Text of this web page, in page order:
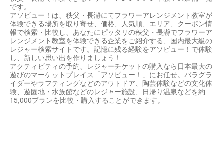
です。
アソビュー！は、秩父・長瀞にてフラワーアレンジメント教室が
体験できる場所を取り寄せ、価格、人気順、エリア、クーポン情
報で検索・比較し、あなたにピッタリの秩父・長瀞でフラワーア
レンジメント教室を体験できる企業をご紹介する、国内最大級の
レジャー検索サイトです。記憶に残る経験をアソビュー！で体験
し、新しい思い出を作りましょう！
アクティビティの予約、レジャーチケットの購入なら日本最大の
遊びのマーケットプレイス「アソビュー！」にお任せ。パラグラ
イダーやラフティングなどのアウトドア、陶芸体験などの文化体
験、遊園地・水族館などのレジャー施設、日帰り温泉などを約
15,000プランを比較・購入することができます。